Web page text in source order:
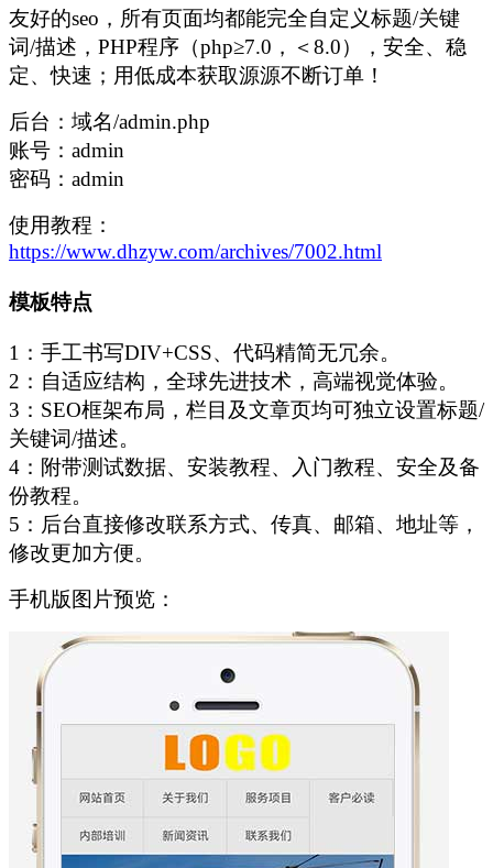
友好的seo，所有页面均都能完全自定义标题/关键
词/描述，PHP程序（php≥7.0，＜8.0），安全、稳
定、快速；用低成本获取源源不断订单！
后台：域名/admin.php
账号：admin
密码：admin
使用教程：
https://www.dhzyw.com/archives/7002.html
模板特点
1：手工书写DIV+CSS、代码精简无冗余。
2：自适应结构，全球先进技术，高端视觉体验。
3：SEO框架布局，栏目及文章页均可独立设置标题/
关键词/描述。
4：附带测试数据、安装教程、入门教程、安全及备
份教程。
5：后台直接修改联系方式、传真、邮箱、地址等，
修改更加方便。
手机版图片预览：